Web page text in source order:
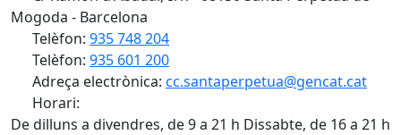
Mogoda - Barcelona
Telèfon: 935 748 204
Telèfon: 935 601 200
Adreça electrònica: cc.santaperpetua@gencat.cat
Horari:
De dilluns a divendres, de 9 a 21 h Dissabte, de 16 a 21 h